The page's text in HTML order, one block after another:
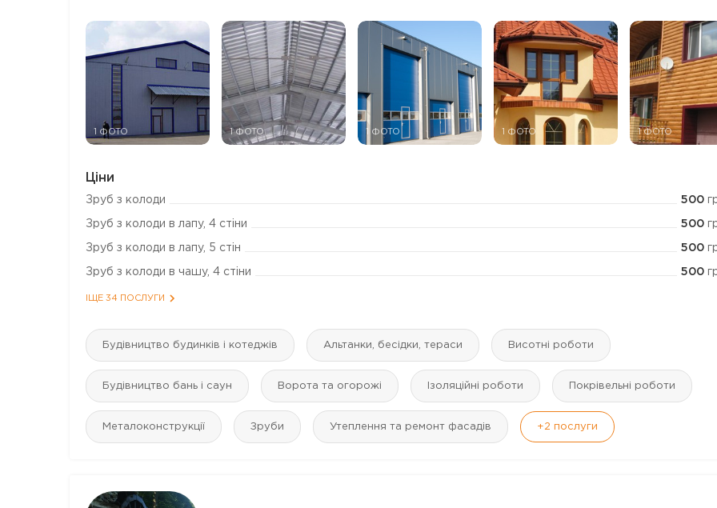
1 ФОТО 1 ФОТО 1 ФОТО 1 ФОТО 1 ФОТО
Ціни
Зруб з колоди 500
Зруб з колоди в лапу, 4 стіни 500
Зруб з колоди в лапу, 5 стін 500
Зруб з колоди в чашу, 4 стіни 500
ІЩЕ 34 ПОСЛУГИ
Будівництво будинків і котеджів Альтанки, бесідки, тераси Висотні роботи
Будівництво бань і саун Ворота та огорожі Ізоляційні роботи Покрівельні роботи
Металоконструкції Зруби Утеплення та ремонт фасадів +2 послуги